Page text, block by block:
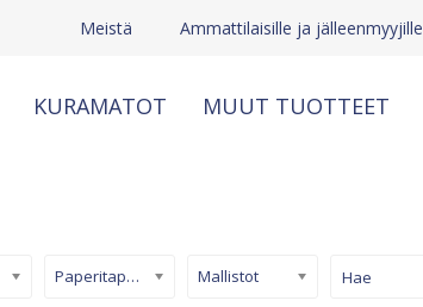
Meistä Ammattilaisille ja jälleenmyyjille
KURAMATOT MUUT TUOTTEET
Paperitapetti Mallistot